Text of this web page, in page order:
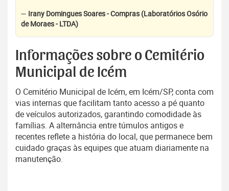
— Irany Domingues Soares - Compras (Laboratórios Osório
de Moraes - LTDA)
Informações sobre o Cemitério
Municipal de Icém
O Cemitério Municipal de Icém, em Icém/SP, conta com
vias internas que facilitam tanto acesso a pé quanto
de veículos autorizados, garantindo comodidade às
famílias. A alternância entre túmulos antigos e
recentes reflete a história do local, que permanece bem
cuidado graças às equipes que atuam diariamente na
manutenção.